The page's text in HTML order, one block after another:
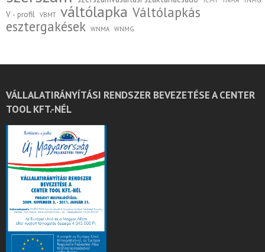
V - profil VBMT váltólapka Váltólapkás
esztergakések WNMA WNMG
VÁLLALATIRÁNYÍTÁSI RENDSZER BEVEZETÉSE A CENTER
TOOL KFT.-NÉL